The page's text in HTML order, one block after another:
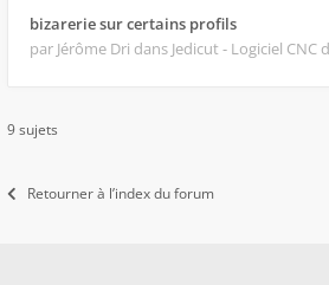
bizarerie sur certains profils
par Jérôme Dri dans Jedicut - Logiciel
9 sujets
Retourner à l’index du forum